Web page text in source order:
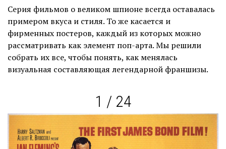
Серия фильмов о великом шпионе всегда оставалась
примером вкуса и стиля. То же касается и
фирменных постеров, каждый из которых можно
рассматривать как элемент поп-арта. Мы решили
собрать их все, чтобы понять, как менялась
визуальная составляющая легендарной франшизы.
1 / 24